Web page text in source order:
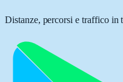
Distanze, percorsi e traffico in